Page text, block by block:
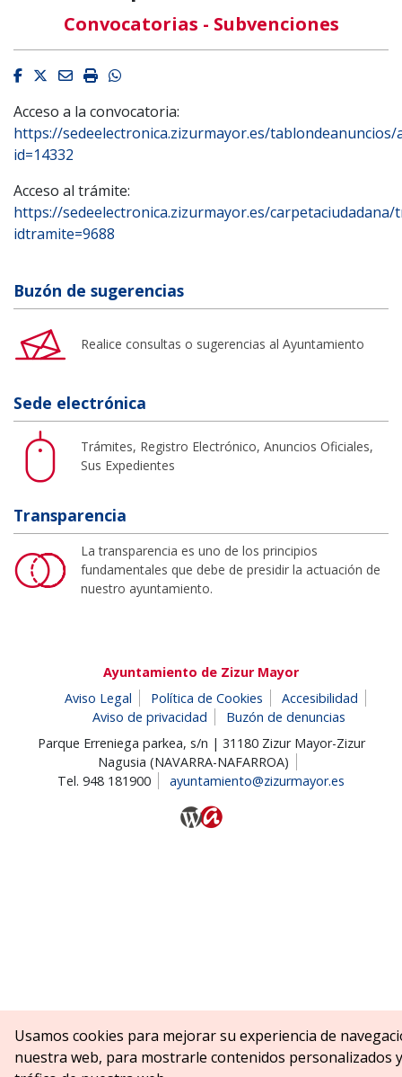
Convocatorias - Subvenciones
Facebook
Twitter
EmailImprimirWhatsapp
Acceso a la convocatoria:
https://sedeelectronica.zizurmayor.es/tablondeanuncios/
id=14332
Acceso al trámite:
https://sedeelectronica.zizurmayor.es/carpetaciudadana/
idtramite=9688
Buzón de sugerencias
Realice consultas o sugerencias al Ayuntamiento
Sede electrónica
Trámites, Registro Electrónico, Anuncios Oficiales,
Sus Expedientes
Transparencia
La transparencia es uno de los principios
fundamentales que debe de presidir la actuación de
nuestro ayuntamiento.
Ayuntamiento de Zizur Mayor
Aviso Legal
Política de Cookies
Accesibilidad
Aviso de privacidad
Buzón de denuncias
Parque Erreniega parkea, s/n | 31180 Zizur Mayor-Zizur
Nagusia (NAVARRA-NAFARROA)
Tel. 948 181900
ayuntamiento@zizurmayor.es
Usamos cookies para mejorar su experiencia de
nuestra web, para mostrarle contenidos personalizados